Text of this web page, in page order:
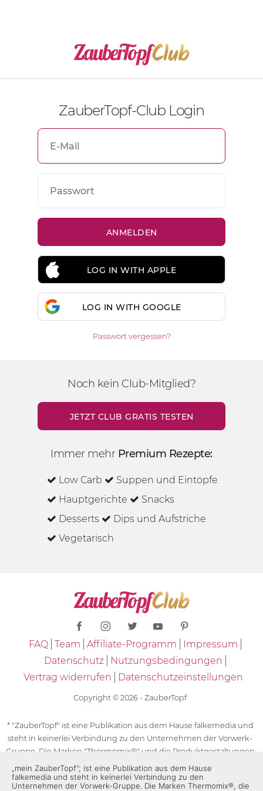
ZauberTopf-Club Login
LOG IN WITH APPLE
LOG IN WITH GOOGLE
Passwort vergessen?
Noch kein Club-Mitglied?
JETZT CLUB GRATIS TESTEN
Immer mehr Premium Rezepte:
Low Carb
Suppen und Eintöpfe
Hauptgerichte
Snacks
Desserts
Dips und Aufstriche
Vegetarisch
FAQ Team Affiliate-Programm
Impressum
Datenschutz
Nutzungsbedingungen
Vertrag widerrufen
Datenschutzeinstellungen
Copyright © 2026 - ZauberTopf
* "ZauberTopf" ist eine Publikation aus dem Hause falkemedia und
steht in keinerlei Verbindung zu den Unternehmen der Vorwerk-
Gruppe. Die Marken "Thermomix®" und die Produktgestaltungen
des "Thermomix®" sind eingetragene Marken der Unternehmen
der Vorwerk-Gruppe. Die Marken Thermomix®, die Zeichen TM5®,
„mein ZauberTopf”; ist eine Publikation aus dem Hause
falkemedia und steht in keinerlei Verbindung zu den
Unternehmen der Vorwerk-Gruppe. Die Marken Thermomix®, die